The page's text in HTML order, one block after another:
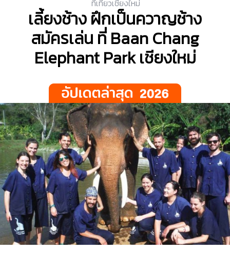
ที่เที่ยวเชียงใหม่
เลี้ยงช้าง ฝึกเป็นควาญช้าง
สมัครเล่น ที่ Baan Chang
Elephant Park เชียงใหม่